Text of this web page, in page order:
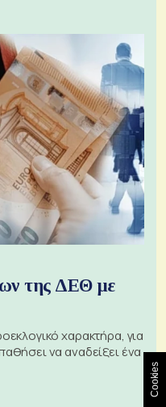
της ΔΕΘ με
χαρακτήρα, για
να αναδείξει ένα
Cookies